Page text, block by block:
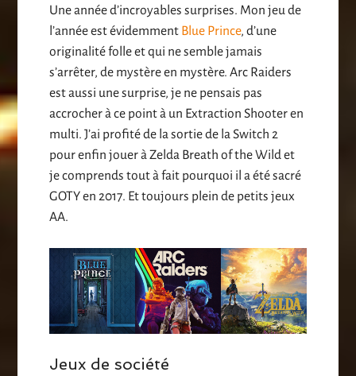
Une année d’incroyables surprises. Mon jeu de
l’année est évidemment Blue Prince, d’une
originalité folle et qui ne semble jamais
s’arrêter, de mystère en mystère. Arc Raiders
est aussi une surprise, je ne pensais pas
accrocher à ce point à un Extraction Shooter en
multi. J’ai profité de la sortie de la Switch 2
pour enfin jouer à Zelda Breath of the Wild et
je comprends tout à fait pourquoi il a été sacré
GOTY en 2017. Et toujours plein de petits jeux
AA.
Jeux de société